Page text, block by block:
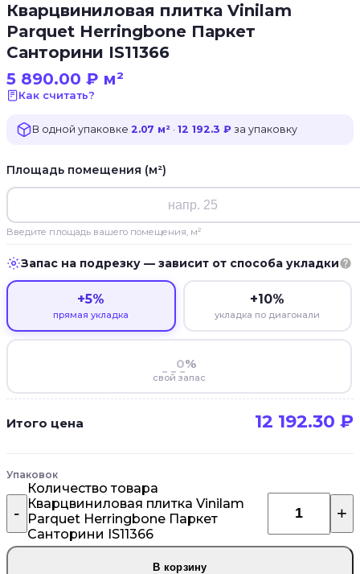
Кварцвиниловая плитка Vinilam
Parquet Herringbone Паркет
Санторини IS11366
5 890.00 ₽ м²
Как считать?
В одной упаковке 2.07 м² · 12 192.3 ₽ за упаковку
Площадь помещения (м²)
Введите площадь вашего помещения, м²
Запас на подрезку — зависит от способа укладки
+5%
прямая укладка
+10%
укладка по диагонали
%
свой запас
Итого цена 12 192.30 ₽
Упаковок
Количество товара
Кварцвиниловая плитка Vinilam
Parquet Herringbone Паркет
Санторини IS11366
В корзину